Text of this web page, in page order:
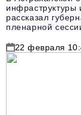
инфраструктуры
рассказал
пленарной
22 февраля